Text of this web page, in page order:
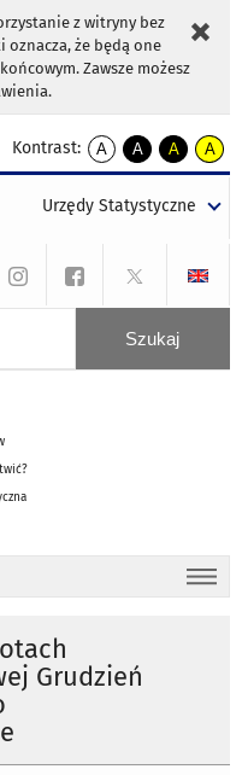
z witryny bez
że będą one
Zawsze możesz
Kontrast:
A
kontrast
A
kontrast
tekst
czarnym
A
kontrast
tekst
czarnym
A
tekst
żółtym
Urzędy Statystyczne
Grudzień